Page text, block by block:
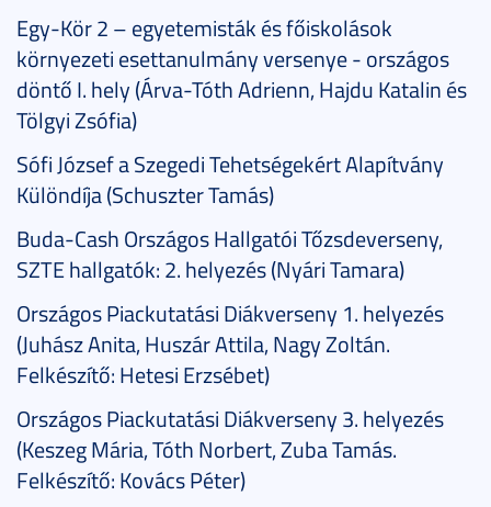
Egy-Kör 2 – egyetemisták és főiskolások
környezeti esettanulmány versenye - országos
döntő I. hely (Árva-Tóth Adrienn, Hajdu Katalin és
Tölgyi Zsófia)
Sófi József a Szegedi Tehetségekért Alapítvány
Különdíja (Schuszter Tamás)
Buda-Cash Országos Hallgatói Tőzsdeverseny,
SZTE hallgatók: 2. helyezés (Nyári Tamara)
Országos Piackutatási Diákverseny 1. helyezés
(Juhász Anita, Huszár Attila, Nagy Zoltán.
Felkészítő: Hetesi Erzsébet)
Országos Piackutatási Diákverseny 3. helyezés
(Keszeg Mária, Tóth Norbert, Zuba Tamás.
Felkészítő: Kovács Péter)